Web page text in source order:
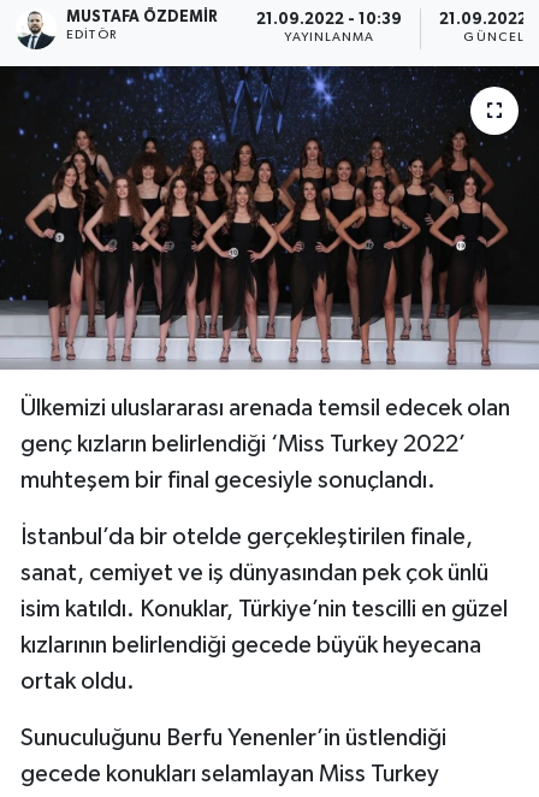
MUSTAFA ÖZDEMIR
EDITÖR
21.09.2022 - 10:39
YAYINLANMA
21.09.2022
Ülkemizi uluslararası arenada temsil edecek olan
genç kızların belirlendiği ‘Miss Turkey 2022’
muhteşem bir final gecesiyle sonuçlandı.
İstanbul’da bir otelde gerçekleştirilen finale,
sanat, cemiyet ve iş dünyasından pek çok ünlü
isim katıldı. Konuklar, Türkiye’nin tescilli en güzel
kızlarının belirlendiği gecede büyük heyecana
ortak oldu.
Sunuculuğunu Berfu Yenenler’in üstlendiği
gecede konukları selamlayan Miss Turkey
Duyurular
Teknoloji
Yerel Haber
Akhisar Emlak
Ülke
Etiketler
Tarım-Gıda
Sektörel
Röportaj
Dünya
Yaşam
Kadın
Teknoloji
Yerel Haber
Ülke
Etiketler